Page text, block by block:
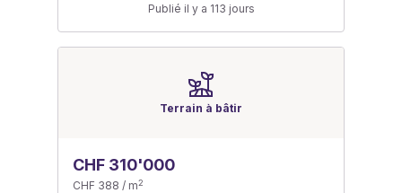
Publié il y a 113 jours
Terrain à bâtir
CHF 310'000
CHF 388 / m2